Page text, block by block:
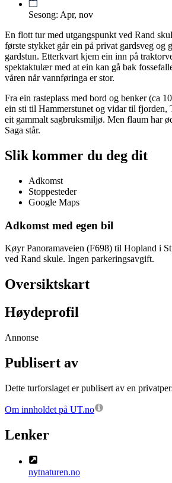
Sesong: Apr, nov
En flott tur med utgangspunkt ved Rand
første stykket går ein på privat gardsveg og
gardstun. Etterkvart kjem ein inn på
spektaktulær med at ein kan gå bak
våren når vannføringa er stor.
Fra ein rasteplass med bord og benker (ca
ein sti til Hammerstunet og vidar til fjorden,
eit gammalt sagbruksmiljø. Men flaum har
Saga står.
Slik kommer du deg dit
Adkomst
Stoppesteder
Google Maps
Adkomst med egen bil
Køyr Panoramaveien (F698) til Hopland i
ved Rand skule. Ingen parkeringsavgift.
Oversiktskart
Høydeprofil
Annonse
Publisert av
Dette turforslaget er publisert av en
Om innholdet på UT.no
Lenker
nytnaturen.no